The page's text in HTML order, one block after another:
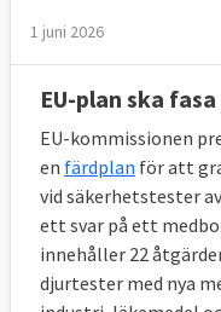
1 juni 2026
EU-plan ska
EU-kommissionen
en färdplan för att
vid säkerhetstester
ett svar på ett
innehåller 22
djurtester med nya